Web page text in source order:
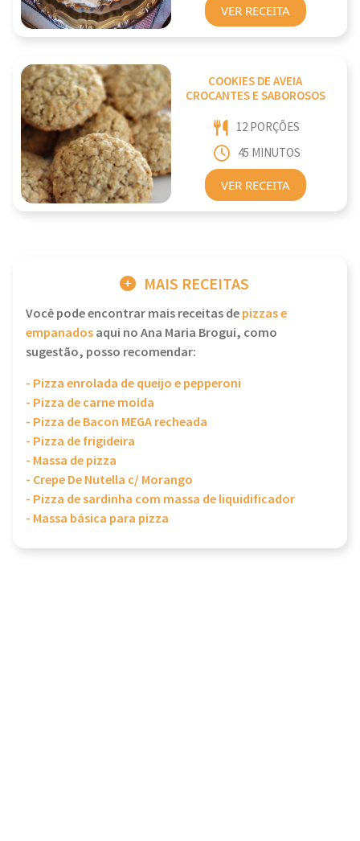
VER RECEITA
COOKIES DE AVEIA
CROCANTES E SABOROSOS
12 PORÇÕES
45 MINUTOS
VER RECEITA
MAIS RECEITAS
Você pode encontrar mais receitas depizzas e
empanadosaqui no Ana Maria Brogui, como
sugestão, posso recomendar:
- Pizza enrolada de queijo e pepperoni
- Pizza de carne moída
- Pizza de Bacon MEGA recheada
- Pizza de frigideira
- Massa de pizza
- Crepe De Nutella c/ Morango
- Pizza de sardinha com massa de liquidificador
- Massa básica para pizza